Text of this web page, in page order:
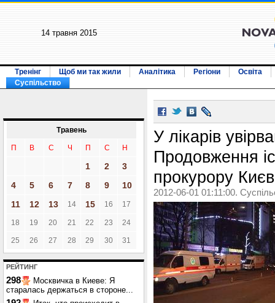
14 травня 2015
Тренінг Щоб ми так жили Аналітика Регіони
Освіта
Суспільство
Травень
П В С Ч П С Н
1 2
3
4
5 6 7 8 9
10
11
12 13 14 15 16 17
18 19 20 21 22 23 24
25 26 27 28 29 30 31
РЕЙТИНГ
298
Москвичка в Киеве: Я
старалась держаться в стороне...
У лікарів
Продовження
прокурору
2012-06-01 01:11:00.